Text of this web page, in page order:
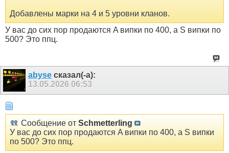
Добавлены марки на 4 и 5 уровни кланов.
У вас до сих пор продаются A випки по 400, а S випки по
500? Это ппц.
abyse сказал(-а):
13.05.2026 06:53
Сообщение от Schmetterling
У вас до сих пор продаются A випки по 400, а S випки
по 500? Это ппц.